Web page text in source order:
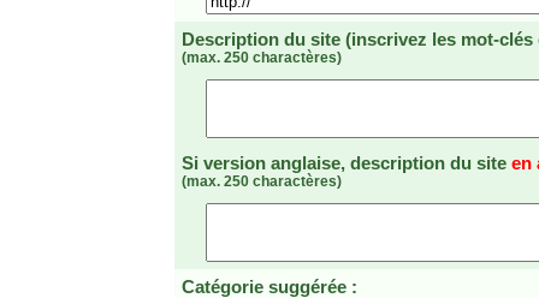
Description du site (inscrivez les mot-
(max. 250 charactères)
Si version anglaise, description du site en
(max. 250 charactères)
Catégorie suggérée :